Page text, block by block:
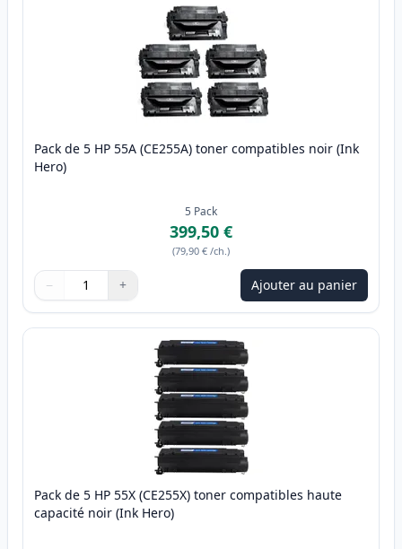
Pack de 5 HP 55A (CE255A) toner compatibles noir (Ink
Hero)
5 Pack
399,50 €
(79,90 € /ch.)
Quantité
Utilisez les boutons pour ajuster
− +
Quantité Ajouter au panier
Pack de 5 HP 55X (CE255X) toner compatibles haute
capacité noir (Ink Hero)